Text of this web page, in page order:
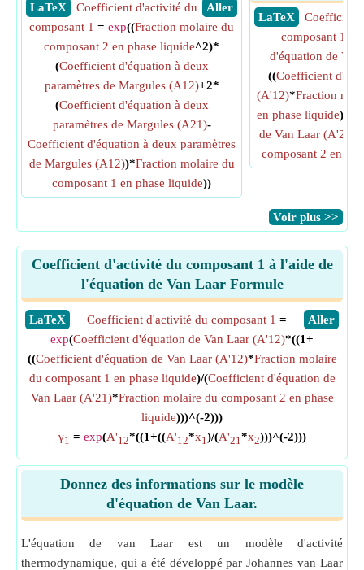
​ LaTeX
​ Aller
Coefficient d'activité du
composant 1 = exp((Fraction molaire du
composant 2 en phase liquide^2)*
(Coefficient d'équation à deux
paramètres de Margules (A12)+2*
(Coefficient d'équation à deux
paramètres de Margules (A21)-
Coefficient d'équation à deux paramètres
de Margules (A12))*Fraction molaire du
composant 1 en phase liquide))
​ LaTeX
Coefficient
composant 1
d'équation de
((Coefficient
(A'12)*Fraction
en phase liquide)/(
de Van Laar (A'21)
composant 2 en
​Voir plus >>
Coefficient d'activité du composant 1 à l'aide de
l'équation de Van Laar Formule
​LaTeX ​Aller
Coefficient d'activité du composant 1 =
exp(Coefficient d'équation de Van Laar (A'12)*((1+
((Coefficient d'équation de Van Laar (A'12)*Fraction molaire
du composant 1 en phase liquide)/(Coefficient d'équation de
Van Laar (A'21)*Fraction molaire du composant 2 en phase
liquide)))^(-2)))
γ1 = exp(A'12*((1+((A'12*x1)/(A'21*x2)))^(-2)))
Donnez des informations sur le modèle
d'équation de Van Laar.
L'équation de van Laar est un modèle d'activité
thermodynamique, qui a été développé par Johannes van Laar